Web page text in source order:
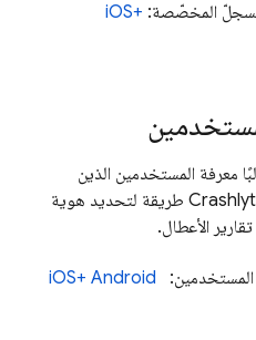
المخصّصة: iOS+
معرفة المستخدمين الذين
طريقة لتحديد هوية
الأعطال.
iOS+ Android